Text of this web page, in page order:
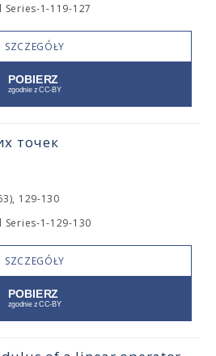
Series-1-119-127
SZCZEGÓŁY
точек
129-130
Series-1-129-130
SZCZEGÓŁY